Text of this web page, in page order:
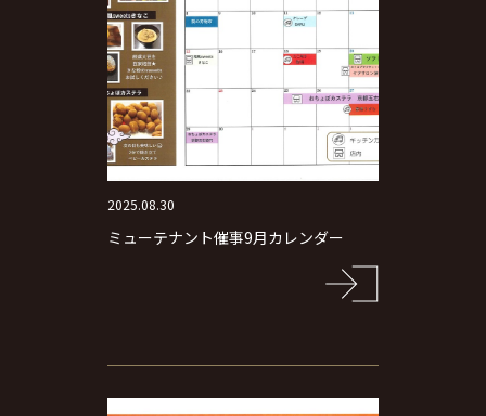
2025.08.30
ミューテナント催事9月カレンダー